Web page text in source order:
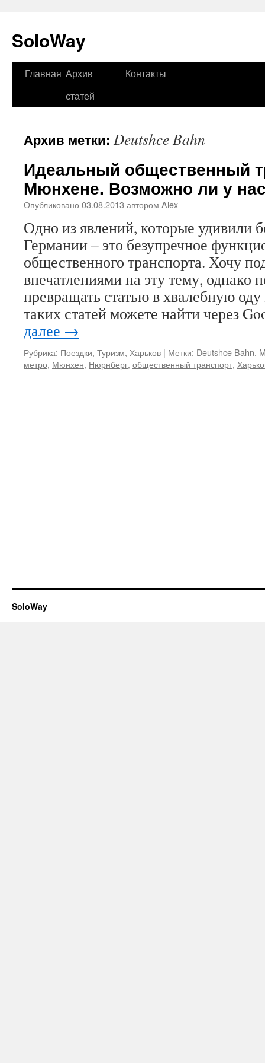
SoloWay
Перейти
Главная Архив
статей
Контакты
Архив метки: Deutshce Bahn
Идеальный общественный
Мюнхене. Возможно ли у
Опубликовано 03.08.2013 автором Alex
Одно из явлений, которые удивили
Германии – это безупречное
общественного транспорта. Хочу
впечатлениями на эту тему, однако
превращать статью в хвалебную
таких статей можете найти через
далее →
Рубрика: Поездки, Туризм, Харьков | Метки: Deutshce Bahn,
метро, Мюнхен, Нюрнберг, общественный транспорт,
SoloWay